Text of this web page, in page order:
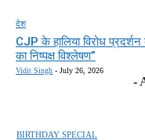
देश
CJP के हालिया विरोध
का निष्पक्ष विश्लेषण”
Vidit Singh - July 26, 2026
-
BIRTHDAY SPECIAL